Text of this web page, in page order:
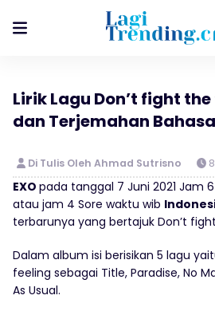
Lirik Lagu Don’t fight
dan Terjemahan
Di Tulis Oleh Ahmad Sutrisno
EXO pada tanggal 7 Juni 2021 Jam
atau jam 4 Sore waktu wib
terbarunya yang bertajuk Don’t
Dalam album isi berisikan 5 lagu
feeling sebagai Title, Paradise, No
As Usual.